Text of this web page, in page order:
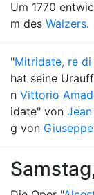
Um 1770
m des Walzers.
"Mitridate, re di
hat seine
n Vittorio
idate" von
g von